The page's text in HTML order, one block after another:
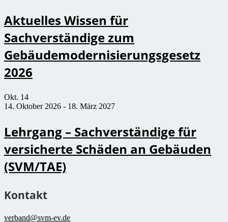
Aktuelles Wissen für
Sachverständige zum
Gebäudemodernisierungsgesetz
2026
Okt. 14
14. Oktober 2026 - 18. März 2027
Lehrgang – Sachverständige für
versicherte Schäden an Gebäuden
(SVM/TAE)
Kontakt
verband@svm-ev.de